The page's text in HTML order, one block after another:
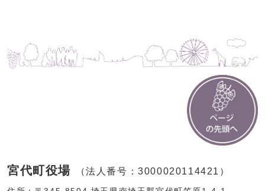
宮代町役場 （法人番号：3000020114421）